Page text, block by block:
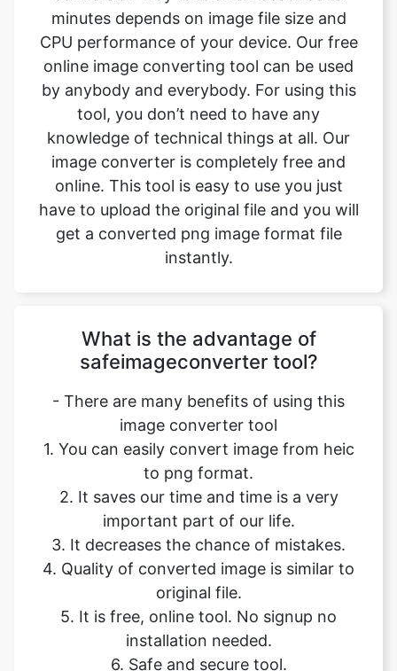
by anybody and everybody. For using this
tool, you don’t need to have any
knowledge of technical things at all. Our
image converter is completely free and
online. This tool is easy to use you just
have to upload the original file and you will
get a converted png image format file
instantly.
What is the advantage of
image converter tool
1. You can easily convert image from heic
to png format.
2. It saves our time and time is a very
important part of our life.
3. It decreases the chance of mistakes.
4. Quality of converted image is similar to
original file.
5. It is free, online tool. No signup no
installation needed.
6. Safe and secure tool.
7. It takes no time to give desired result.